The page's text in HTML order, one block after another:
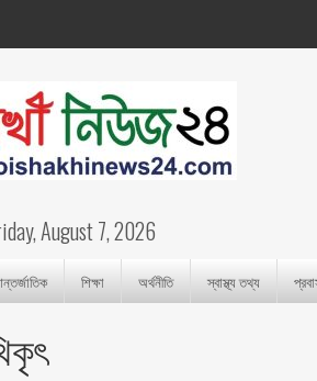
August 7, 2026
শিক্ষা অর্থনীতি স্বাস্থ্য তথ্য